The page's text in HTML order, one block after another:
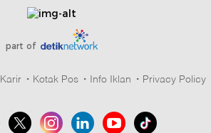
part of
Karir Kotak Pos Info Iklan Privacy Policy